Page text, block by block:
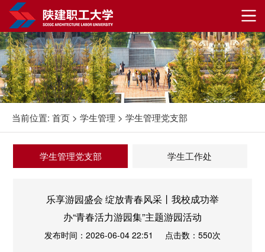
当前位置: 首页 > 学生管理 > 学生管理党支部
学生管理党支部 学生工作处
乐享游园盛会 绽放青春风采丨我校成功举
办“青春活力游园集”主题游园活动
发布时间：2026-06-04 22:51 点击数：550次